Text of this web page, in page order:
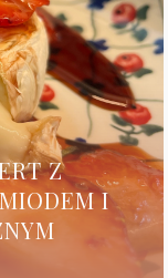
Z
I